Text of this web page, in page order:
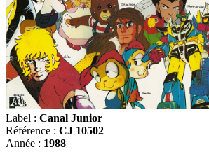
Label : Canal Junior
Référence : CJ 10502
Année : 1988